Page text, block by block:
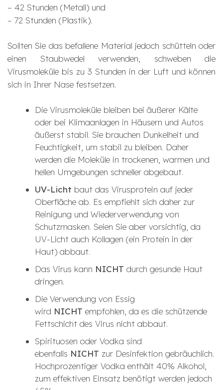
– 42 Stunden (Metall) und
– 72 Stunden (Plastik).
Sollten Sie das befallene Material jedoch schütteln oder
einen Staubwedel verwenden, schweben die
Virusmoleküle bis zu 3 Stunden in der Luft und können
sich in Ihrer Nase festsetzen.
Die Virusmoleküle bleiben bei äußerer Kälte
oder bei Klimaanlagen in Häusern und Autos
äußerst stabil. Sie brauchen Dunkelheit und
Feuchtigkeit, um stabil zu bleiben. Daher
werden die Moleküle in trockenen, warmen und
hellen Umgebungen schneller abgebaut.
UV-Licht baut das Virusprotein auf jeder
Oberfläche ab. Es empfiehlt sich daher zur
Reinigung und Wiederverwendung von
Schutzmasken. Seien Sie aber vorsichtig, da
UV-Licht auch Kollagen (ein Protein in der
Haut) abbaut.
Das Virus kann NICHT durch gesunde Haut
dringen.
Die Verwendung von Essig
wird NICHT empfohlen, da es die schützende
Fettschicht des Virus nicht abbaut.
Spirituosen oder Vodka sind
ebenfalls NICHT zur Desinfektion gebräuchlich.
Hochprozentiger Vodka enthält 40% Alkohol,
zum effektiven Einsatz benötigt werden jedoch